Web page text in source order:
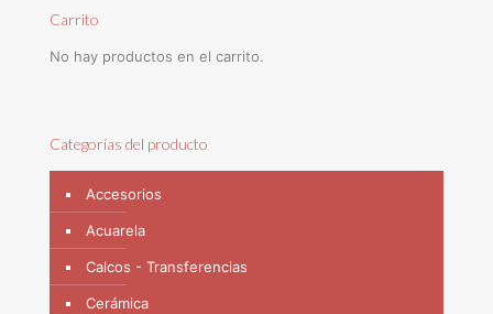
Carrito
No hay productos en el carrito.
Categorías del producto
Accesorios
Acuarela
Calcos - Transferencias
Cerámica